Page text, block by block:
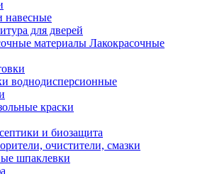
навесные
для дверей
Лакокрасочные
воднодисперсионные
краски
и биозащита
очистители, смазки
шпаклевки